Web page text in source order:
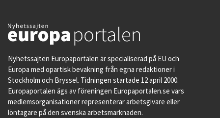
Nyhetssajten Europaportalen är specialiserad på EU och
Europa med opartisk bevakning från egna redaktioner i
Stockholm och Bryssel. Tidningen startade 12 april 2000.
Europaportalen ägs av föreningen Europaportalen.se vars
medlemsorganisationer representerar arbetsgivare eller
löntagare på den svenska arbetsmarknaden.